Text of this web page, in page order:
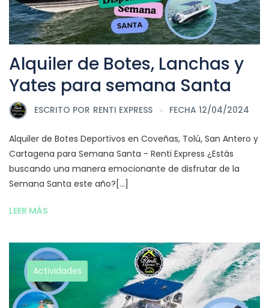
Alquiler de Botes, Lanchas y
Yates para semana Santa
ESCRITO POR RENTI EXPRESS FECHA 12/04/2024
Alquiler de Botes Deportivos en Coveñas, Tolú, San Antero y
Cartagena para Semana Santa - Renti Express ¿Estás
buscando una manera emocionante de disfrutar de la
Semana Santa este año?[...]
LEER MÁS
Actividades